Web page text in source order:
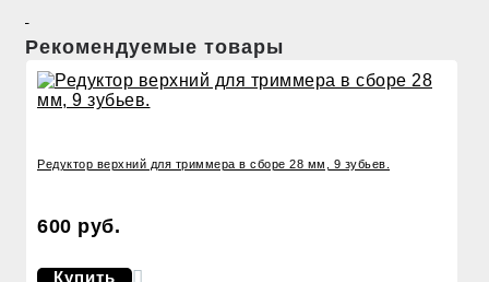
Рекомендуемые товары
Редуктор верхний для триммера в сборе 28 мм, 9 зубьев.
600 руб.
Купить